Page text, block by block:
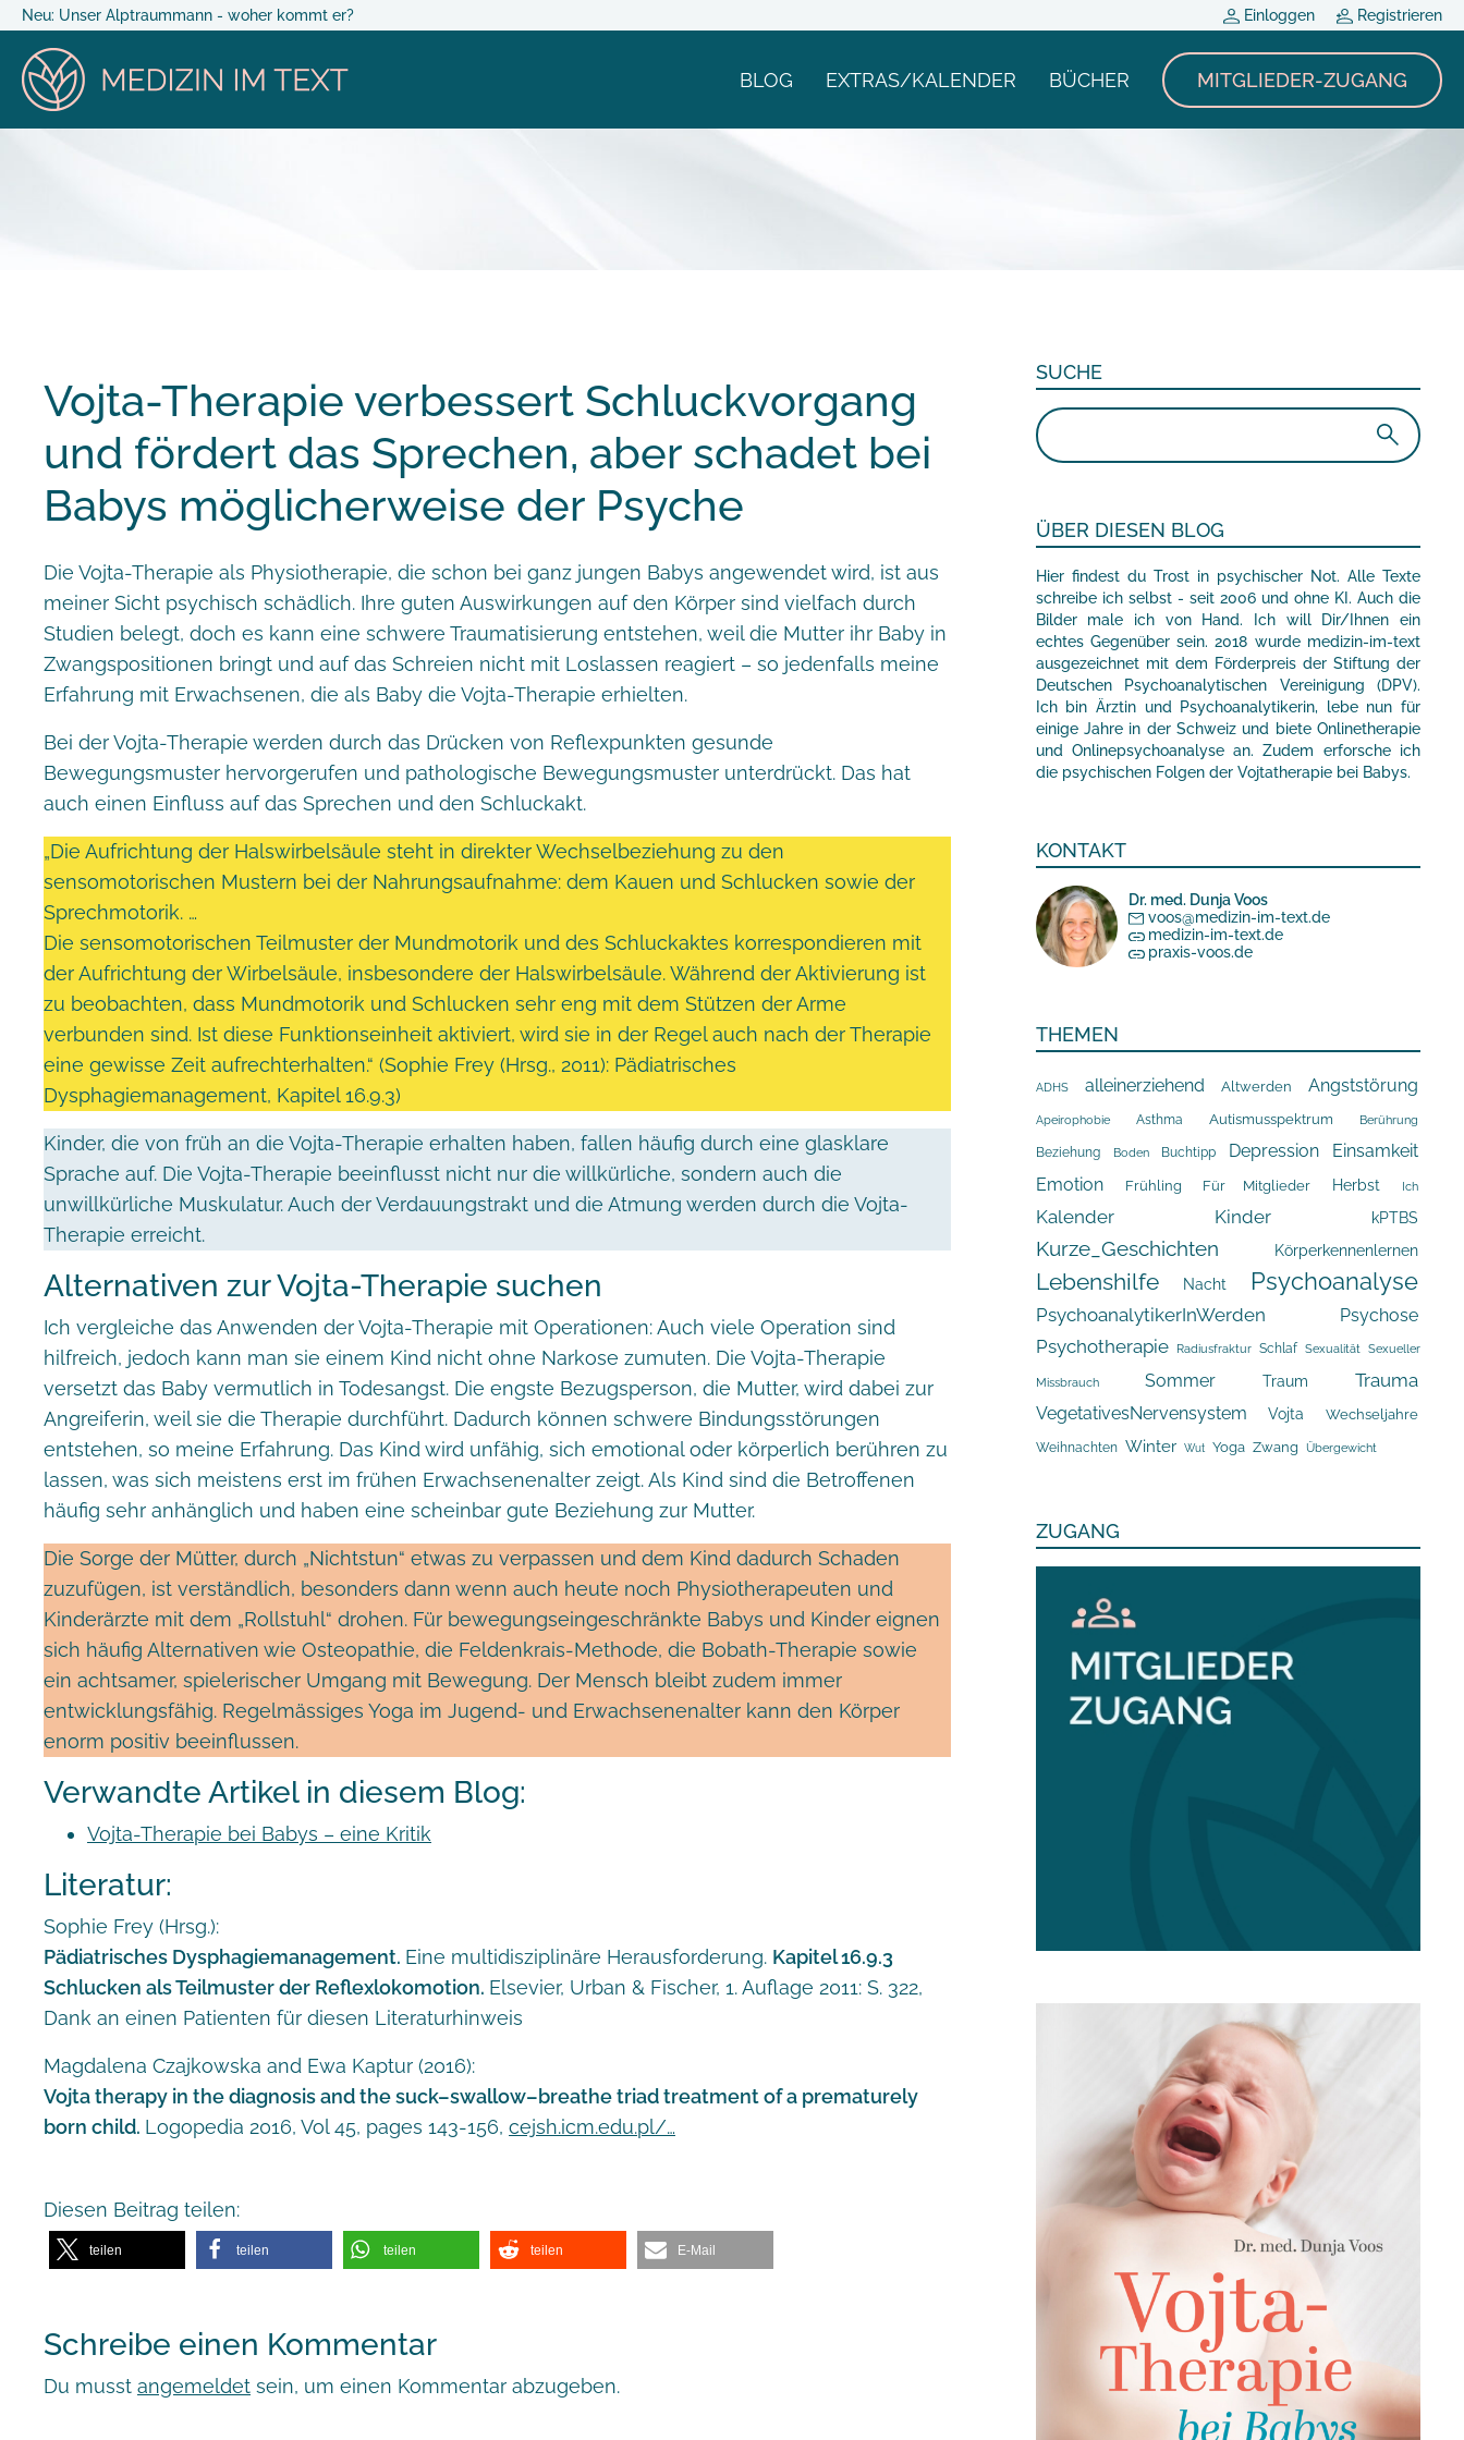
Neu: Unser Alptraummann - woher kommt er? Einloggen Registrieren
BLOG EXTRAS/KALENDER BÜCHER MITGLIEDER-ZUGANG
Vojta-Therapie verbessert Schluckvorgang
und fördert das Sprechen, aber schadet bei
Babys möglicherweise der Psyche
Die Vojta-Therapie als Physiotherapie, die schon bei ganz jungen Babys angewendet wird, ist aus
meiner Sicht psychisch schädlich. Ihre guten Auswirkungen auf den Körper sind vielfach durch
Studien belegt, doch es kann eine schwere Traumatisierung entstehen, weil die Mutter ihr Baby in
Zwangspositionen bringt und auf das Schreien nicht mit Loslassen reagiert – so jedenfalls meine
Erfahrung mit Erwachsenen, die als Baby die Vojta-Therapie erhielten.
Bei der Vojta-Therapie werden durch das Drücken von Reflexpunkten gesunde
Bewegungsmuster hervorgerufen und pathologische Bewegungsmuster unterdrückt. Das hat
auch einen Einfluss auf das Sprechen und den Schluckakt.
„Die Aufrichtung der Halswirbelsäule steht in direkter Wechselbeziehung zu den
sensomotorischen Mustern bei der Nahrungsaufnahme: dem Kauen und Schlucken sowie der
Sprechmotorik. …
Die sensomotorischen Teilmuster der Mundmotorik und des Schluckaktes korrespondieren mit
der Aufrichtung der Wirbelsäule, insbesondere der Halswirbelsäule. Während der Aktivierung ist
zu beobachten, dass Mundmotorik und Schlucken sehr eng mit dem Stützen der Arme
verbunden sind. Ist diese Funktionseinheit aktiviert, wird sie in der Regel auch nach der Therapie
eine gewisse Zeit aufrechterhalten.“ (Sophie Frey (Hrsg., 2011): Pädiatrisches
Dysphagiemanagement, Kapitel 16.9.3)
Kinder, die von früh an die Vojta-Therapie erhalten haben, fallen häufig durch eine glasklare
Sprache auf. Die Vojta-Therapie beeinflusst nicht nur die willkürliche, sondern auch die
unwillkürliche Muskulatur. Auch der Verdauungstrakt und die Atmung werden durch die Vojta-
Therapie erreicht.
Alternativen zur Vojta-Therapie suchen
Ich vergleiche das Anwenden der Vojta-Therapie mit Operationen: Auch viele Operation sind
hilfreich, jedoch kann man sie einem Kind nicht ohne Narkose zumuten. Die Vojta-Therapie
versetzt das Baby vermutlich in Todesangst. Die engste Bezugsperson, die Mutter, wird dabei zur
Angreiferin, weil sie die Therapie durchführt. Dadurch können schwere Bindungsstörungen
entstehen, so meine Erfahrung. Das Kind wird unfähig, sich emotional oder körperlich berühren zu
lassen, was sich meistens erst im frühen Erwachsenenalter zeigt. Als Kind sind die Betroffenen
häufig sehr anhänglich und haben eine scheinbar gute Beziehung zur Mutter.
Die Sorge der Mütter, durch „Nichtstun“ etwas zu verpassen und dem Kind dadurch Schaden
zuzufügen, ist verständlich, besonders dann wenn auch heute noch Physiotherapeuten und
Kinderärzte mit dem „Rollstuhl“ drohen. Für bewegungseingeschränkte Babys und Kinder eignen
sich häufig Alternativen wie Osteopathie, die Feldenkrais-Methode, die Bobath-Therapie sowie
ein achtsamer, spielerischer Umgang mit Bewegung. Der Mensch bleibt zudem immer
entwicklungsfähig. Regelmässiges Yoga im Jugend- und Erwachsenenalter kann den Körper
enorm positiv beeinflussen.
Verwandte Artikel in diesem Blog:
Vojta-Therapie bei Babys – eine Kritik
Literatur:
Sophie Frey (Hrsg.):
Pädiatrisches Dysphagiemanagement. Eine multidisziplinäre Herausforderung. Kapitel 16.9.3
Schlucken als Teilmuster der Reflexlokomotion. Elsevier, Urban & Fischer, 1. Auflage 2011: S. 322,
Dank an einen Patienten für diesen Literaturhinweis
Magdalena Czajkowska and Ewa Kaptur (2016):
Vojta therapy in the diagnosis and the suck–swallow–breathe triad treatment of a prematurely
born child. Logopedia 2016, Vol 45, pages 143-156, cejsh.icm.edu.pl/…
Diesen Beitrag teilen:
teilen teilen teilen teilen E-Mail
Schreibe einen Kommentar
Du musst angemeldet sein, um einen Kommentar abzugeben.
SUCHE
Suchen
nach:
ÜBER DIESEN BLOG
Hier findest du Trost in psychischer Not. Alle Texte
schreibe ich selbst - seit 2006 und ohne KI. Auch die
Bilder male ich von Hand. Ich will Dir/Ihnen ein
echtes Gegenüber sein. 2018 wurde medizin-im-text
ausgezeichnet mit dem Förderpreis der Stiftung der
Deutschen Psychoanalytischen Vereinigung (DPV).
Ich bin Ärztin und Psychoanalytikerin, lebe nun für
einige Jahre in der Schweiz und biete Onlinetherapie
und Onlinepsychoanalyse an. Zudem erforsche ich
die psychischen Folgen der Vojtatherapie bei Babys.
KONTAKT
Dr. med. Dunja Voos
voos@medizin-im-text.de
medizin-im-text.de
praxis-voos.de
THEMEN
ADHS alleinerziehend Altwerden Angststörung
Apeirophobie Asthma Autismusspektrum Berührung
Beziehung Boden Buchtipp Depression
Einsamkeit
Emotion
Frühling Für Mitglieder Herbst Ich
Kalender Kinder kPTBS
Kurze_Geschichten Körperkennenlernen
Lebenshilfe Nacht Psychoanalyse
PsychoanalytikerInWerden Psychose
Psychotherapie Radiusfraktur Schlaf Sexualität Sexueller
Missbrauch Sommer Traum Trauma
VegetativesNervensystem Vojta Wechseljahre
Weihnachten Winter Wut Yoga Zwang Übergewicht
ZUGANG